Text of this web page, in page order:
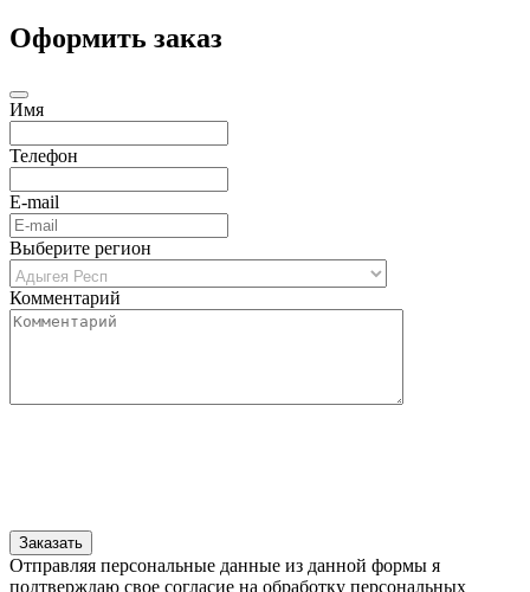
Оформить заказ
Имя
Телефон
E-mail
Выберите регион
Комментарий
Отправляя персональные данные из данной формы я
подтверждаю свое согласие на обработку персональных